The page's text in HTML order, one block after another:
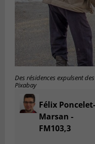
Des résidences expulsent
Pixabay
Félix Poncelet-
Marsan -
FM103,3